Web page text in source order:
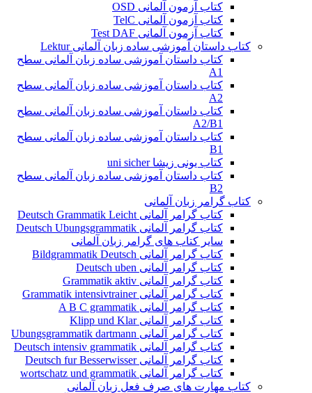
کتاب آزمون آلمانی OSD
کتاب آزمون آلمانی TelC
کتاب آزمون آلمانی Test DAF
کتاب داستان آموزشی ساده زبان آلمانی Lektur
کتاب داستان آموزشی ساده زبان آلمانی سطح
A1
کتاب داستان آموزشی ساده زبان آلمانی سطح
A2
کتاب داستان آموزشی ساده زبان آلمانی سطح
A2/B1
کتاب داستان آموزشی ساده زبان آلمانی سطح
B1
کتاب یونی زیشا uni sicher
کتاب داستان آموزشی ساده زبان آلمانی سطح
B2
کتاب گرامر زبان آلمانی
کتاب گرامر آلمانی Deutsch Grammatik Leicht
کتاب گرامر آلمانی Deutsch Ubungsgrammatik
سایر کتاب های گرامر زبان آلمانی
کتاب گرامر آلمانی Bildgrammatik Deutsch
کتاب گرامر آلمانی Deutsch uben
کتاب گرامر آلمانی Grammatik aktiv
کتاب گرامر آلمانی Grammatik intensivtrainer
کتاب گرامر آلمانی A B C grammatik
کتاب گرامر آلمانی Klipp und Klar
کتاب گرامر آلمانی Ubungsgrammatik dartmann
کتاب گرامر آلمانی Deutsch intensiv grammatik
کتاب گرامر آلمانی Deutsch fur Besserwisser
کتاب گرامر آلمانی wortschatz und grammatik
کتاب مهارت های صرف فعل زبان آلمانی